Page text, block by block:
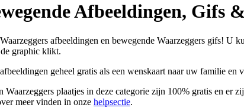
Afbeeldingen, Gifs
afbeeldingen en bewegende Waarzeggers gifs!
graphic klikt.
geheel gratis als een wenskaart naar uw familie
Waarzeggers plaatjes in deze categorie zijn 100% gratis en
meer vinden in onze helpsectie.